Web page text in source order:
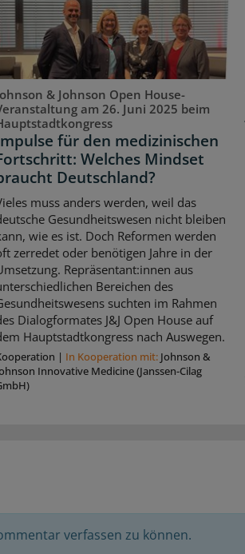
& Johnson Open House-
am 26. Juni 2025 beim
für den medizinischen
Welches Mindset
Deutschland?
muss anders werden, weil das
Gesundheitswesen nicht bleiben
wie es ist. Doch Reformen werden
zerredet oder benötigen Jahre in der
Repräsentant:innen aus
Bereichen des
suchten im Rahmen
Dialogformates J&J Open House auf
Hauptstadtkongress nach Auswegen.
| In Kooperation mit: Johnson &
Innovative Medicine (Janssen-Cilag
verfassen zu können.